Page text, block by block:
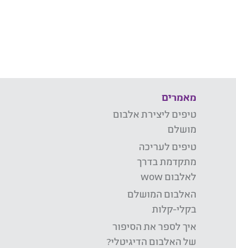
מאמרים
טיפים ליצירת אלבום
מושלם
טיפים לעריכה
מתקדמת בדרך
לאלבום wow
האלבום המושלם
בקלי-קלות
איך לספר את הסיפור
של האלבום הדיגיטלי?